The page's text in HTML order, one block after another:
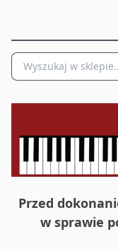
Przed
w sprawie